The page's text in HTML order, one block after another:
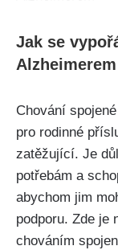
Jak se
Alzheimerem
Chování
pro rodinné
zatěžující. Je
potřebám a
abychom jim
podporu. Zde je
chováním